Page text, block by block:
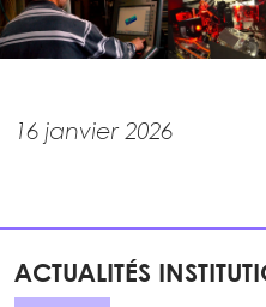
16 janvier 2026
ACTUALITÉS